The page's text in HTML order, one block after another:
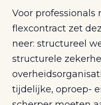
Voor professionals
flexcontract zet
neer: structureel
structurele
tijdelijke, oproep-